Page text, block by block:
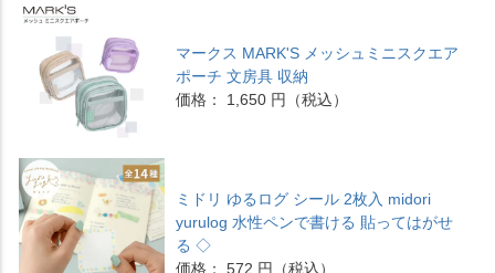
マークス MARK'S メッシュミニスクエア
ポーチ 文房具 収納
価格： 1,650 円（税込）
ミドリ ゆるログ シール 2枚入 midori
yurulog 水性ペンで書ける 貼ってはがせ
る ◇
価格： 572 円（税込）